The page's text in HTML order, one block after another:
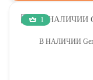
1
В НАЛИЧИИ